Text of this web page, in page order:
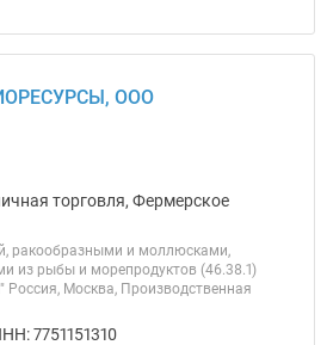
ООО
торговля, Фермерское
ракообразными и моллюсками,
из рыбы и морепродуктов (46.38.1)
Москва, Производственная
7751151310